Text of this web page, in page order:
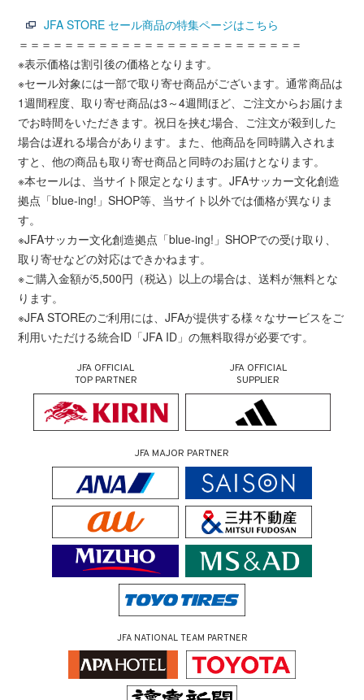
JFA STORE セール商品の特集ページはこちら
＝＝＝＝＝＝＝＝＝＝＝＝＝＝＝＝＝＝＝＝＝＝＝＝＝
※表示価格は割引後の価格となります。
※セール対象には一部で取り寄せ商品がございます。通常商品は
1週間程度、取り寄せ商品は3～4週間ほど、ご注文からお届けま
でお時間をいただきます。祝日を挟む場合、ご注文が殺到した
場合は遅れる場合があります。また、他商品を同時購入されま
すと、他の商品も取り寄せ商品と同時のお届けとなります。
※本セールは、当サイト限定となります。JFAサッカー文化創造
拠点「blue-ing!」SHOP等、当サイト以外では価格が異なりま
す。
※JFAサッカー文化創造拠点「blue-ing!」SHOPでの受け取り、
取り寄せなどの対応はできかねます。
※ご購入金額が5,500円（税込）以上の場合は、送料が無料とな
ります。
※JFA STOREのご利用には、JFAが提供する様々なサービスをご
利用いただける統合ID「JFA ID」の無料取得が必要です。
JFA OFFICIAL
TOP PARTNER
JFA OFFICIAL
SUPPLIER
JFA MAJOR PARTNER
JFA NATIONAL TEAM PARTNER